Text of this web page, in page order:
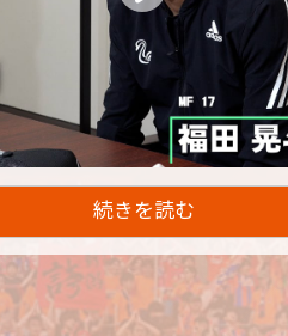
続きを読む